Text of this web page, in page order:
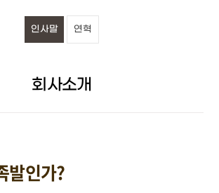
인사말 연혁
회사소개
발인가?